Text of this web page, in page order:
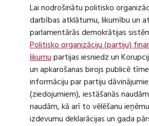
Lai nodrošinātu politisko
darbības atklātumu, likumību un
parlamentārās demokrātijas
Politisko organizāciju (partiju)
likumupartijas iesniedz un
un apkarošanas birojs publicē
informāciju par partiju
(ziedojumiem), iestāšanās
naudām, kā arī to vēlēšanu
izdevumu deklarācijas un gada